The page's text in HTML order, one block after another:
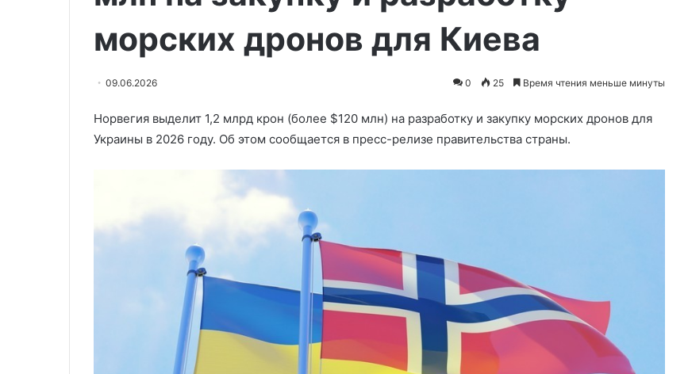
морских дронов для Киева
09.06.2026 0 25 Время чтения меньше минуты
Норвегия выделит 1,2 млрд крон (более $120 млн) на разработку и закупку морских дронов для
Украины в 2026 году. Об этом сообщается в пресс-релизе правительства страны.
розыск
14.07.2026
Турецкий суд объявил
на
не
позднее
дней
теории
Автоюрист объяснил плюсы
сдачи практики на права не